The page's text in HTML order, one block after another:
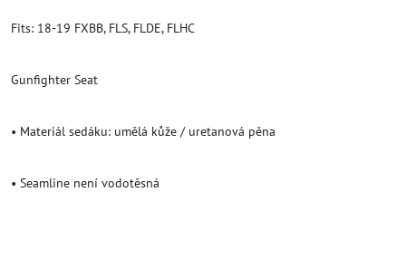
Fits: 18-19 FXBB, FLS, FLDE, FLHC
Gunfighter Seat
• Materiál sedáku: umělá kůže / uretanová pěna
• Seamline není vodotěsná